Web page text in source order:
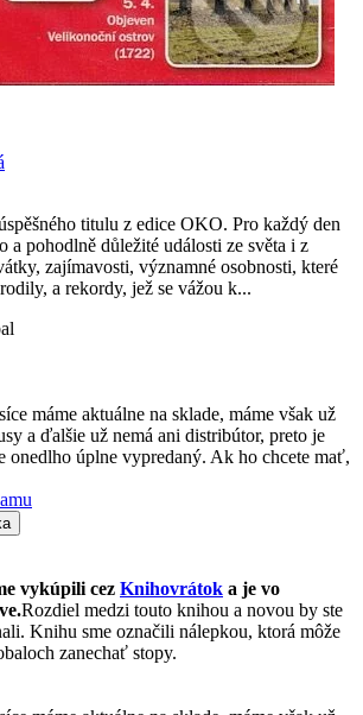
titulu z edice OKO. Pro každý den
a pohodlně důležité události ze světa i z
zajímavosti, významné osobnosti, které
a rekordy, jež se vážou k...
máme aktuálne na sklade, máme však už
a ďalšie už nemá ani distribútor, preto je
onedlho úplne vypredaný. Ak ho chcete mať,
vykúpili cez Knihovrátok a je vo
Rozdiel medzi touto knihou a novou by ste
Knihu sme označili nálepkou, ktorá môže
zanechať stopy.